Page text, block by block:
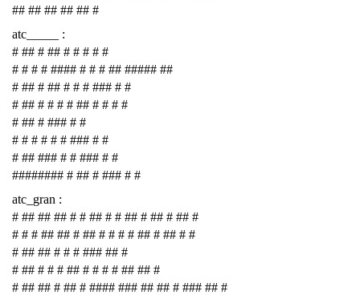
## ## ## ## ## #
atc_____ :
# ## # ## # # # # #
# # # # #### # # # ## ##### ##
# ## # ## # # # ### # #
# ## # # # # ## # # # #
# ## # ### # #
# # # # # # ### # #
# ## ### # # ### # #
######## # ## # ### # #
atc_gran :
# ## ## ## # # ## # # ## # ## # ## #
# # # ## ## # ## # # # # ## # ## # #
# ## ## # # # ### ## #
# ## # # # ## # # # # ## ## #
# ## ## # ## # #### ### ## ## # ### ## #